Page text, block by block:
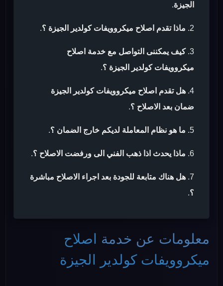
الجيزة.
ماذا تقدم اصلاح ميكروويفات كولدير الجيزة ؟.
كيف يمكننى التواصل مع خدمة اصلاح
ميكروويفات كولدير الجيزة ؟.
هل تقدم اصلاح ميكروويفات كولدير الجيزة
ضمان بعد الاصلاح ؟.
ما هو نظام المعاملة لديكم خارج الضمان ؟.
ماذا يحدث اذا ذهب الفني الى ورفضت الاصلاح ؟.
هل هناك متابعة للجودة بعد اجراء الاصلاح مباشرة
؟.
معلومات عن خدمة
اصلاح
ميكروويفات كولدير الجيزة